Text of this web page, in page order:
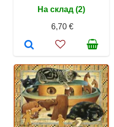
На склад (2)
6,70 €